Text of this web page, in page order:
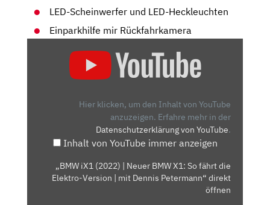
LED-Scheinwerfer und LED-Heckleuchten
Einparkhilfe mir Rückfahrkamera
Hier klicken, um den Inhalt von YouTube
anzuzeigen. Erfahre mehr in der
Datenschutzerklärung von YouTube.
Inhalt von YouTube immer anzeigen
„BMW iX1 (2022) | Neuer BMW X1: So fährt die
Elektro-Version | mit Dennis Petermann“ direkt
öffnen